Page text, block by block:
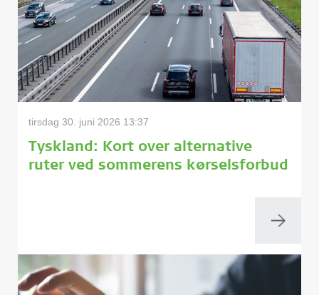
tirsdag 30. juni 2026 13:37
Tyskland: Kort over alternative
ruter ved sommerens kørselsforbud